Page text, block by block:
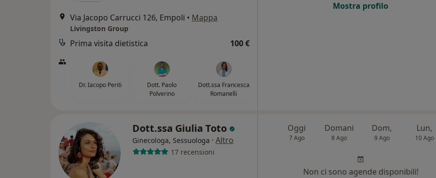
Via Jacopo Carrucci 126, Empoli • Mappa
Livingston Group
Prima visita dietistica 100 €
Dr. Iacopo Periti
Dott. Paolo
Polverino
Dott.ssa Francesca
Romanelli
Mostra profilo
Dott.ssa Giulia Toto
Ginecologa, Sessuologa · Altro
17 recensioni
Oggi
7 Ago
Domani
8 Ago
Dom,
9 Ago
Lun,
10 Ago
Non ci sono agende disponibili!